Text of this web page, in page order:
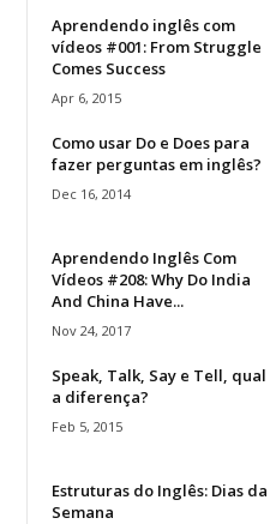
Aprendendo inglês com
vídeos #001: From Struggle
Comes Success
Apr 6, 2015
Como usar Do e Does para
fazer perguntas em inglês?
Dec 16, 2014
Aprendendo Inglês Com
Vídeos #208: Why Do India
And China Have...
Nov 24, 2017
Speak, Talk, Say e Tell, qual
a diferença?
Feb 5, 2015
Estruturas do Inglês: Dias da
Semana